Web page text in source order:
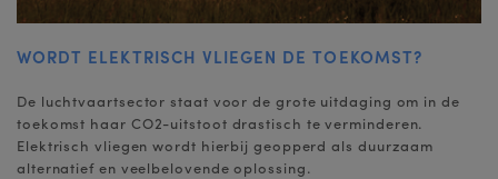
WORDT ELEKTRISCH VLIEGEN DE TOEKOMST?
De luchtvaartsector staat voor de grote uitdaging om in de
toekomst haar CO2-uitstoot drastisch te verminderen.
Elektrisch vliegen wordt hierbij geopperd als duurzaam
alternatief en veelbelovende oplossing.